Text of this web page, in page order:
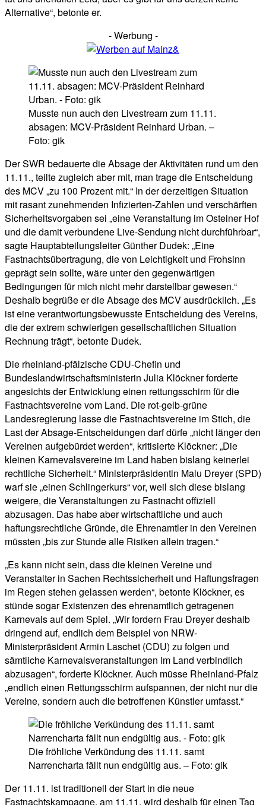
Alternative“, betonte er.
- Werbung -
Musste nun auch den Livestream zum 11.11.
absagen: MCV-Präsident Reinhard Urban. –
Foto: gik
Der SWR bedauerte die Absage der Aktivitäten rund um den
11.11., teilte zugleich aber mit, man trage die Entscheidung
des MCV „zu 100 Prozent mit.“ In der derzeitigen Situation
mit rasant zunehmenden Infizierten-Zahlen und verschärften
Sicherheitsvorgaben sei „eine Veranstaltung im Osteiner Hof
und die damit verbundene Live-Sendung nicht durchführbar“,
sagte Hauptabteilungsleiter Günther Dudek: „Eine
Fastnachtsübertragung, die von Leichtigkeit und Frohsinn
geprägt sein sollte, wäre unter den gegenwärtigen
Bedingungen für mich nicht mehr darstellbar gewesen.“
Deshalb begrüße er die Absage des MCV ausdrücklich. „Es
ist eine verantwortungsbewusste Entscheidung des Vereins,
die der extrem schwierigen gesellschaftlichen Situation
Rechnung trägt“, betonte Dudek.
Die rheinland-pfälzische CDU-Chefin und
Bundeslandwirtschaftsministerin Julia Klöckner forderte
angesichts der Entwicklung einen rettungsschirm für die
Fastnachtsvereine vom Land. Die rot-gelb-grüne
Landesregierung lasse die Fastnachtsvereine im Stich, die
Last der Absage-Entscheidungen darf dürfe „nicht länger den
Vereinen aufgebürdet werden“, kritisierte Klöckner: „Die
kleinen Karnevalsvereine im Land haben bislang keinerlei
rechtliche Sicherheit.“ Ministerpräsidentin Malu Dreyer (SPD)
warf sie „einen Schlingerkurs“ vor, weil sich diese bislang
weigere, die Veranstaltungen zu Fastnacht offiziell
abzusagen. Das habe aber wirtschaftliche und auch
haftungsrechtliche Gründe, die Ehrenamtler in den Vereinen
müssten „bis zur Stunde alle Risiken allein tragen.“
„Es kann nicht sein, dass die kleinen Vereine und
Veranstalter in Sachen Rechtssicherheit und Haftungsfragen
im Regen stehen gelassen werden“, betonte Klöckner, es
stünde sogar Existenzen des ehrenamtlich getragenen
Karnevals auf dem Spiel. „Wir fordern Frau Dreyer deshalb
dringend auf, endlich dem Beispiel von NRW-
Ministerpräsident Armin Laschet (CDU) zu folgen und
sämtliche Karnevalsveranstaltungen im Land verbindlich
abzusagen“, forderte Klöckner. Auch müsse Rheinland-Pfalz
„endlich einen Rettungsschirm aufspannen, der nicht nur die
Vereine, sondern auch die betroffenen Künstler umfasst.“
Die fröhliche Verkündung des 11.11. samt
Narrencharta fällt nun endgültig aus. – Foto: gik
Der 11.11. ist traditionell der Start in die neue
Fastnachtskampagne, am 11.11. wird deshalb für einen Tag